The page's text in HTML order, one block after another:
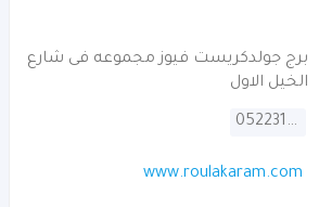
برج جولدكريست فيوز مجموعه فى شارع
الخيل الاول
0522310081
www.roulakaram.com